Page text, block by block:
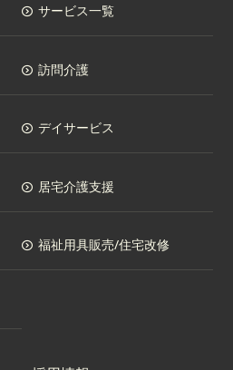
サービス一覧
訪問介護
デイサービス
居宅介護支援
福祉用具販売/住宅改修